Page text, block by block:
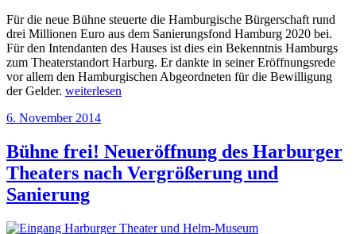
Für die neue Bühne steuerte die Hamburgische Bürgerschaft rund
drei Millionen Euro aus dem Sanierungsfond Hamburg 2020 bei.
Für den Intendanten des Hauses ist dies ein Bekenntnis Hamburgs
zum Theaterstandort Harburg. Er dankte in seiner Eröffnungsrede
vor allem den Hamburgischen Abgeordneten für die Bewilligung
der Gelder. „Doppelte
im
Theater“
weiterlesen
Veröffentlicht
6. November 2014
Bühne frei! Neueröffnung des Harburger
Theaters nach Vergrößerung und
Sanierung